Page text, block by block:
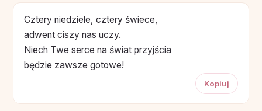
Cztery niedziele, cztery świece,
adwent ciszy nas uczy.
Niech Twe serce na świat przyjścia
będzie zawsze gotowe!
Kopiuj